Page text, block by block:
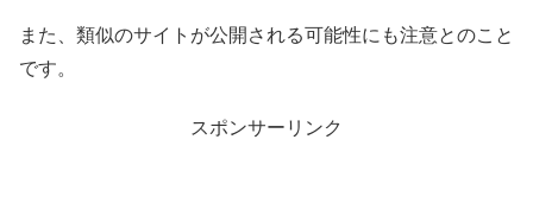
また、類似のサイトが公開される可能性にも注意とのこと
です。
スポンサーリンク